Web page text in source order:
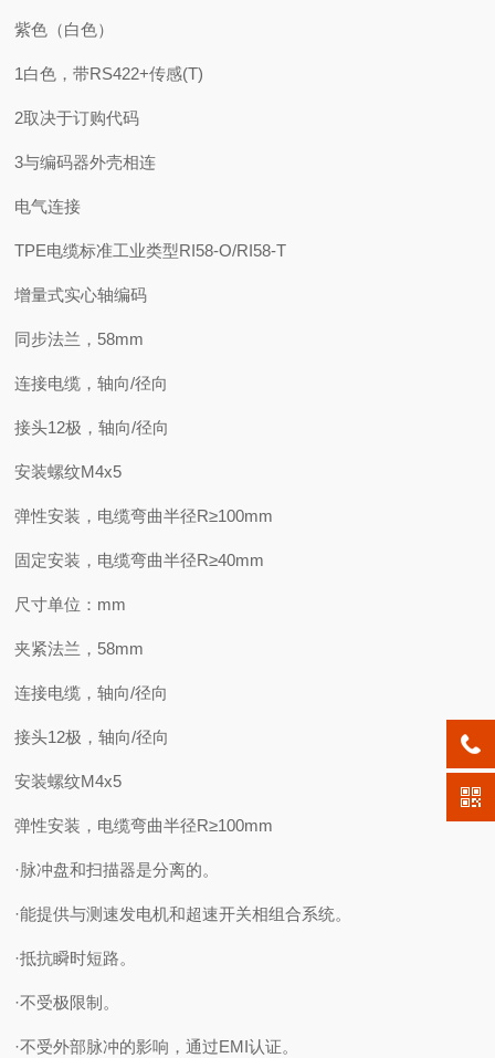
紫色（白色）
1白色，带RS422+传感(T)
2取决于订购代码
3与编码器外壳相连
电气连接
TPE电缆标准工业类型RI58-O/RI58-T
增量式实心轴编码
同步法兰，58mm
连接电缆，轴向/径向
接头12极，轴向/径向
安装螺纹M4x5
弹性安装，电缆弯曲半径R≥100mm
固定安装，电缆弯曲半径R≥40mm
尺寸单位：mm
夹紧法兰，58mm
连接电缆，轴向/径向
接头12极，轴向/径向
安装螺纹M4x5
弹性安装，电缆弯曲半径R≥100mm
·脉冲盘和扫描器是分离的。
·能提供与测速发电机和超速开关相组合系统。
·抵抗瞬时短路。
·不受极限制。
·不受外部脉冲的影响，通过EMI认证。